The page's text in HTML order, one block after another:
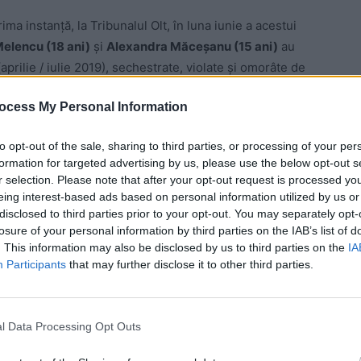
My Personal Information
opt-out of the sale, sharing to third parties, or processing of your
for targeted advertising by us, please use the below opt-out
selection. Please note that after your opt-out request is processed
interest-based ads based on personal information utilized by us
to third parties prior to your opt-out. You may separately
of your personal information by third parties on the IAB’s list of
This information may also be disclosed by us to third parties on the
Participants that may further disclose it to other third parties.
Data Processing Opt Outs
instanță, la Tribunalul Olt, în luna iunie a acestui
(18 ani) și Alexandra Măceşanu (15 ani) au
/ iulie 2019), sechestrate, violate și omorâte de
-